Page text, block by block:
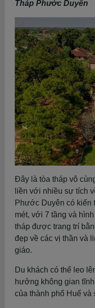
Tháp Phước Duyên
Đây là tòa tháp vô
liền với nhiều sự tích
Phước Duyên có kiến
mét, với 7 tầng và
tháp được trang trí
đẹp về các vị thần và
giáo.
Du khách có thể leo
hưởng không gian
của thành phố Huế